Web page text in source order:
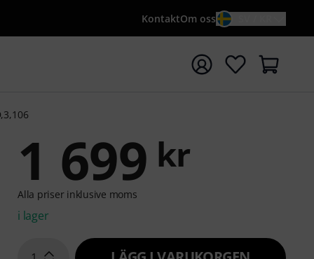
KontaktOm oss
sökningen med söktermen {searchTerm}
1 699 kr
Alla priser inklusive moms
i lager